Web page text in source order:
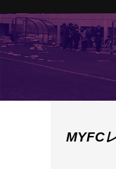
MYFC